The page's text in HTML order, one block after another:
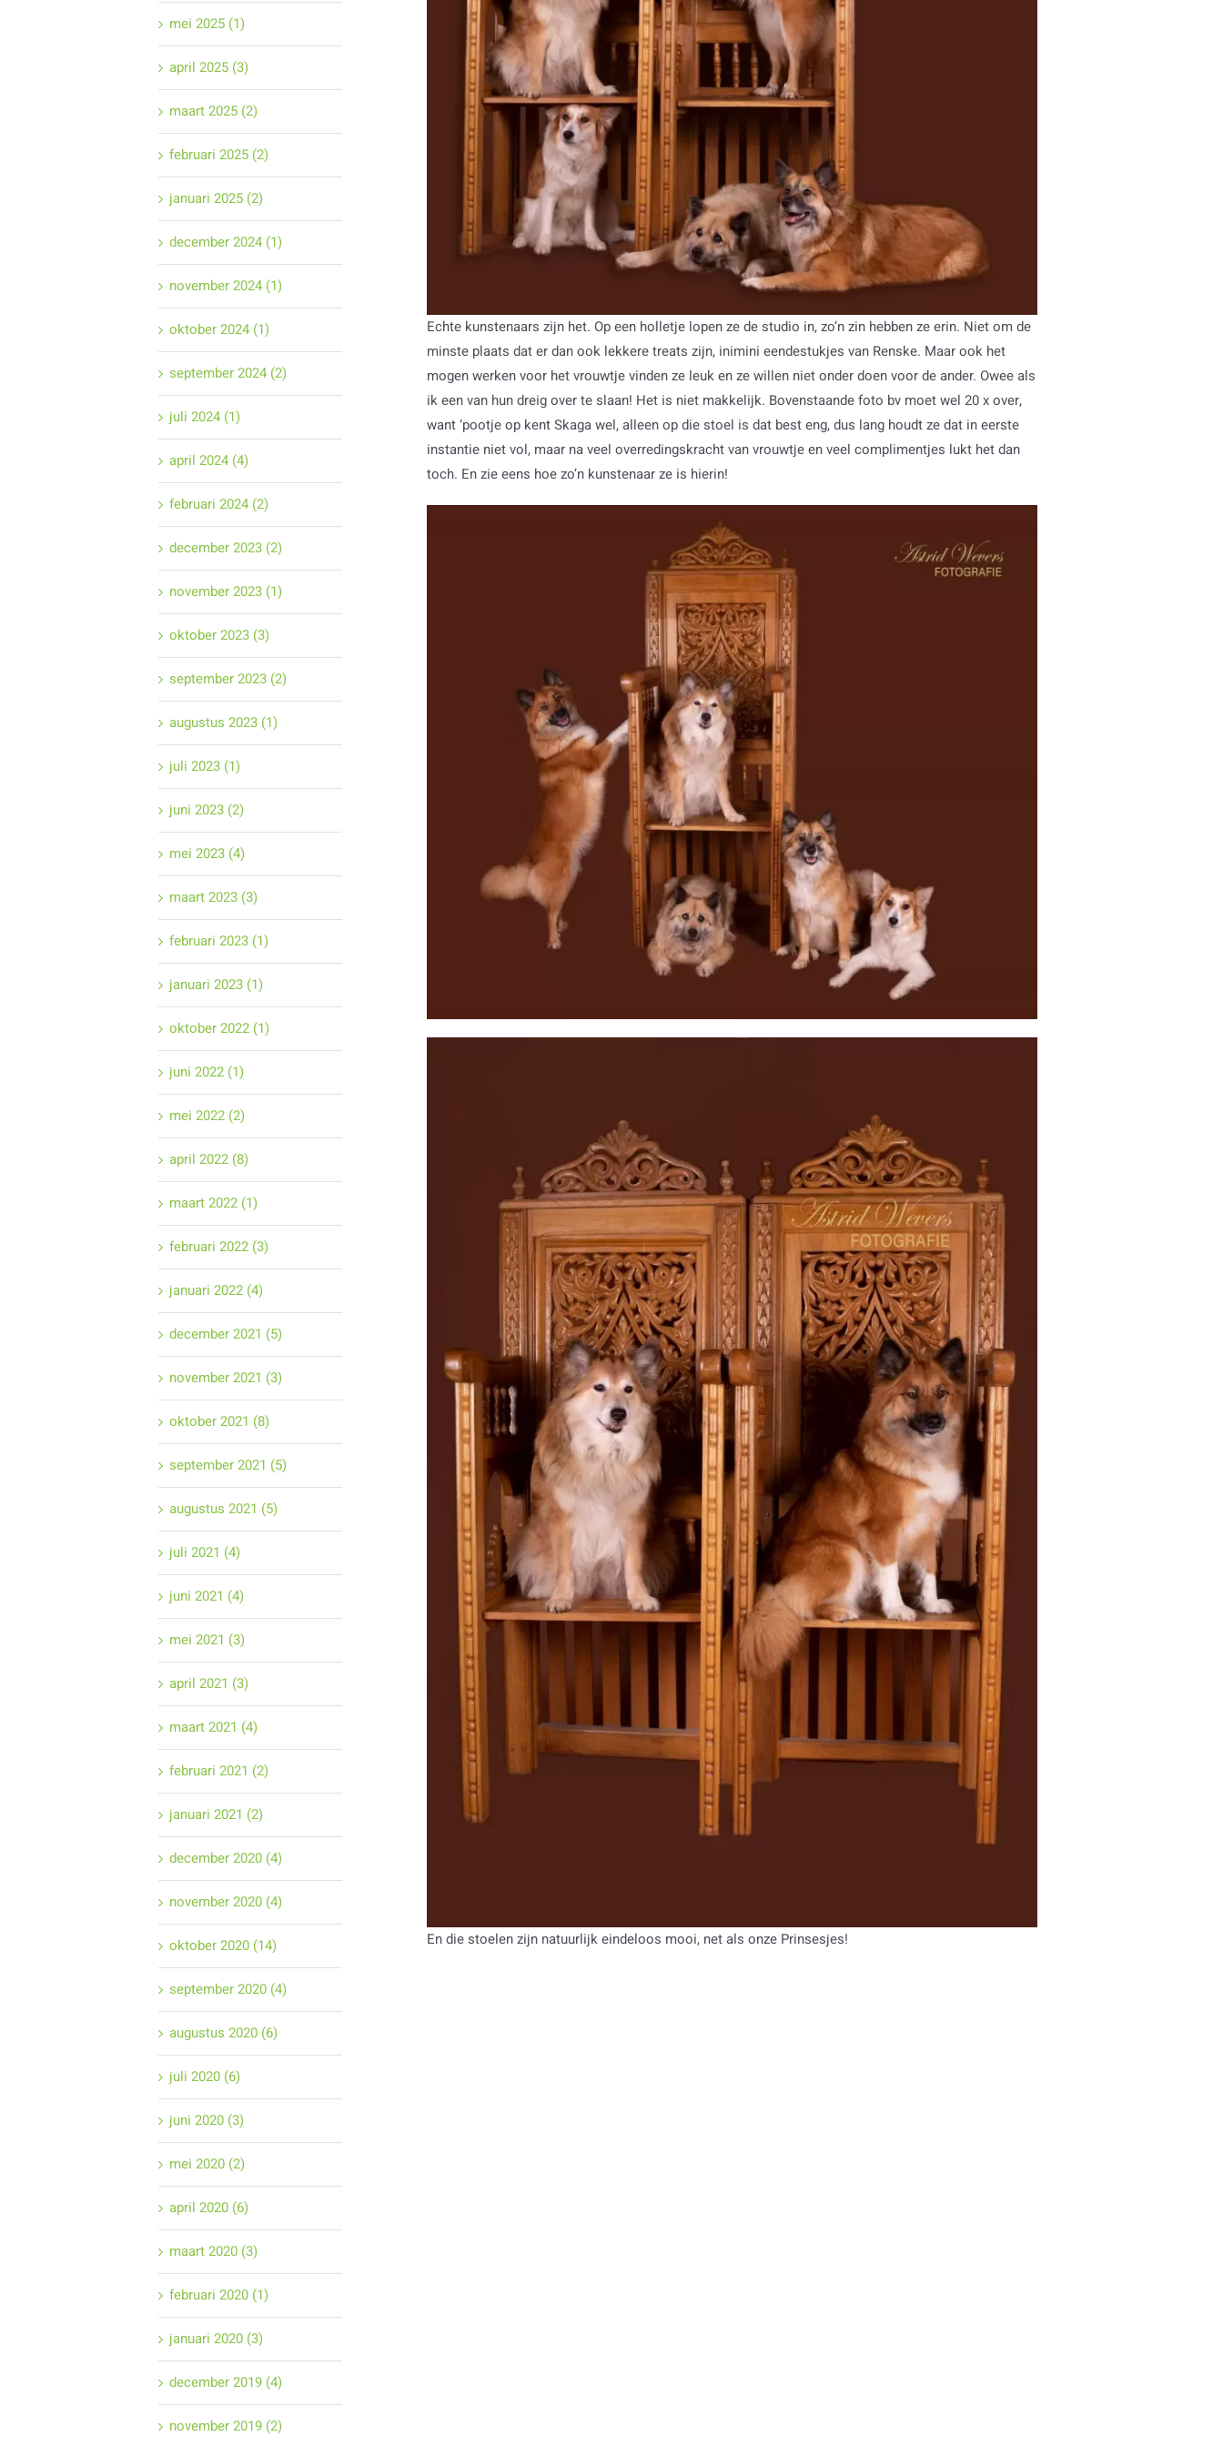
mei 2025 (1)
april 2025 (3)
maart 2025 (2)
februari 2025 (2)
januari 2025 (2)
december 2024 (1)
november 2024 (1)
oktober 2024 (1)
september 2024 (2)
juli 2024 (1)
april 2024 (4)
februari 2024 (2)
december 2023 (2)
november 2023 (1)
oktober 2023 (3)
september 2023 (2)
augustus 2023 (1)
juli 2023 (1)
juni 2023 (2)
mei 2023 (4)
maart 2023 (3)
februari 2023 (1)
januari 2023 (1)
oktober 2022 (1)
juni 2022 (1)
mei 2022 (2)
april 2022 (8)
maart 2022 (1)
februari 2022 (3)
januari 2022 (4)
december 2021 (5)
november 2021 (3)
oktober 2021 (8)
september 2021 (5)
augustus 2021 (5)
juli 2021 (4)
juni 2021 (4)
mei 2021 (3)
april 2021 (3)
maart 2021 (4)
februari 2021 (2)
januari 2021 (2)
december 2020 (4)
november 2020 (4)
oktober 2020 (14)
september 2020 (4)
augustus 2020 (6)
juli 2020 (6)
juni 2020 (3)
mei 2020 (2)
april 2020 (6)
maart 2020 (3)
februari 2020 (1)
januari 2020 (3)
december 2019 (4)
november 2019 (2)
Echte kunstenaars zijn het. Op een holletje lopen ze de studio in, zo’n zin hebben ze erin. Niet om de
minste plaats dat er dan ook lekkere treats zijn, inimini eendestukjes van Renske. Maar ook het
mogen werken voor het vrouwtje vinden ze leuk en ze willen niet onder doen voor de ander. Owee als
ik een van hun dreig over te slaan! Het is niet makkelijk. Bovenstaande foto bv moet wel 20 x over,
want ‘pootje op kent Skaga wel, alleen op die stoel is dat best eng, dus lang houdt ze dat in eerste
instantie niet vol, maar na veel overredingskracht van vrouwtje en veel complimentjes lukt het dan
toch. En zie eens hoe zo’n kunstenaar ze is hierin!
En die stoelen zijn natuurlijk eindeloos mooi, net als onze Prinsesjes!